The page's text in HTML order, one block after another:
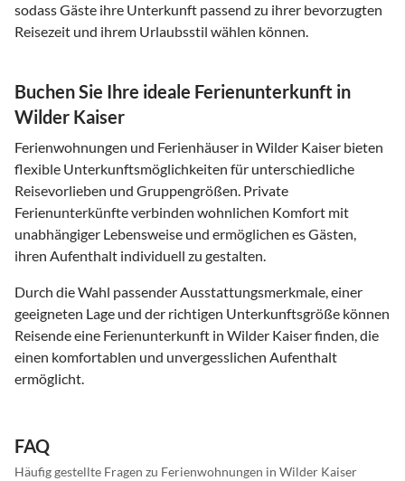
sodass Gäste ihre Unterkunft passend zu ihrer bevorzugten
Reisezeit und ihrem Urlaubsstil wählen können.
Buchen Sie Ihre ideale Ferienunterkunft in
Wilder Kaiser
Ferienwohnungen und Ferienhäuser in Wilder Kaiser bieten
flexible Unterkunftsmöglichkeiten für unterschiedliche
Reisevorlieben und Gruppengrößen. Private
Ferienunterkünfte verbinden wohnlichen Komfort mit
unabhängiger Lebensweise und ermöglichen es Gästen,
ihren Aufenthalt individuell zu gestalten.
Durch die Wahl passender Ausstattungsmerkmale, einer
geeigneten Lage und der richtigen Unterkunftsgröße können
Reisende eine Ferienunterkunft in Wilder Kaiser finden, die
einen komfortablen und unvergesslichen Aufenthalt
ermöglicht.
FAQ
Häufig gestellte Fragen zu Ferienwohnungen in Wilder Kaiser